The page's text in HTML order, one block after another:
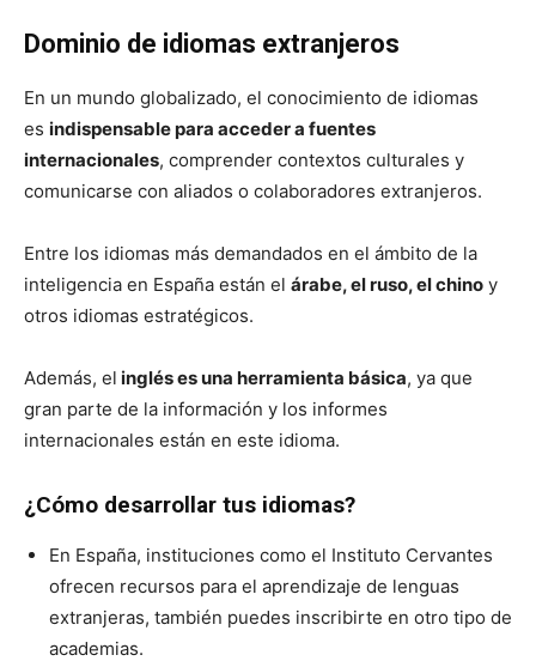
Dominio de idiomas extranjeros
En un mundo globalizado, el conocimiento de idiomas
es indispensable para acceder a fuentes
internacionales, comprender contextos culturales y
comunicarse con aliados o colaboradores extranjeros.
Entre los idiomas más demandados en el ámbito de la
inteligencia en España están el árabe, el ruso, el chino y
otros idiomas estratégicos.
Además, el inglés es una herramienta básica, ya que
gran parte de la información y los informes
internacionales están en este idioma.
¿Cómo desarrollar tus idiomas?
En España, instituciones como el Instituto Cervantes
ofrecen recursos para el aprendizaje de lenguas
extranjeras, también puedes inscribirte en otro tipo de
academias.